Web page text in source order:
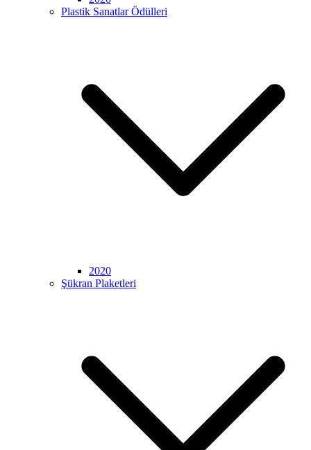
Plastik Sanatlar Ödülleri
2020
Şükran Plaketleri